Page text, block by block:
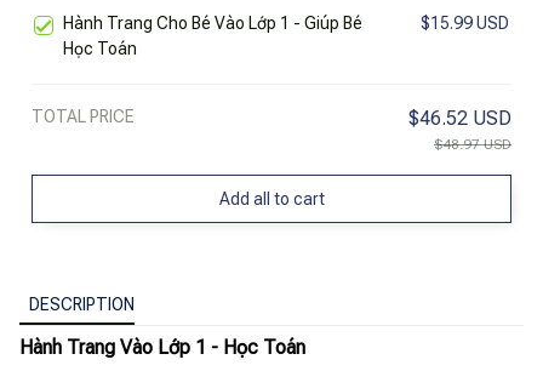
Hành Trang Cho Bé Vào Lớp 1 - Giúp Bé
Học Toán
$15.99 USD
TOTAL PRICE $46.52 USD
$48.97 USD
Add all to cart
DESCRIPTION
Hành Trang Vào Lớp 1 - Học Toán